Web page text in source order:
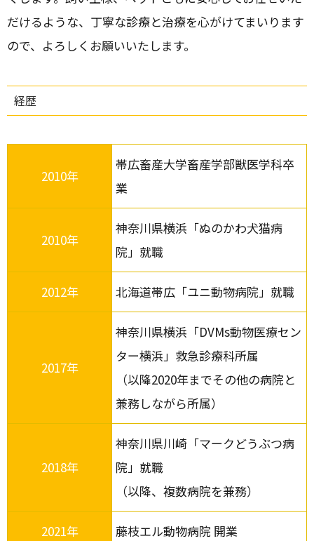
だけるような、丁寧な診療と治療を心がけてまいります
ので、よろしくお願いいたします。
経歴
2010年
帯広畜産大学畜産学部獣医学科卒
業
2010年
神奈川県横浜「ぬのかわ犬猫病
院」就職
2012年 北海道帯広「ユニ動物病院」就職
2017年
神奈川県横浜「DVMs動物医療セン
ター横浜」救急診療科所属
（以降2020年までその他の病院と
兼務しながら所属）
2018年
神奈川県川崎「マークどうぶつ病
院」就職
（以降、複数病院を兼務）
2021年 藤枝エル動物病院 開業